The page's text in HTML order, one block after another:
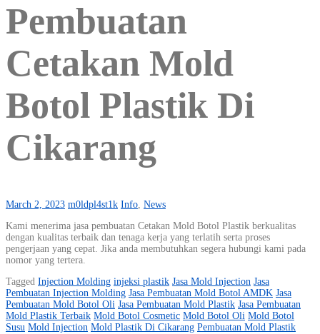
Pembuatan
Cetakan Mold
Botol Plastik Di
Cikarang
March 2, 2023 m0ldpl4st1k Info, News
Kami menerima jasa pembuatan Cetakan Mold Botol Plastik berkualitas
dengan kualitas terbaik dan tenaga kerja yang terlatih serta proses
pengerjaan yang cepat. Jika anda membutuhkan segera hubungi kami pada
nomor yang tertera.
Tagged Injection Molding injeksi plastik Jasa Mold Injection Jasa
Pembuatan Injection Molding Jasa Pembuatan Mold Botol AMDK Jasa
Pembuatan Mold Botol Oli Jasa Pembuatan Mold Plastik Jasa Pembuatan
Mold Plastik Terbaik Mold Botol Cosmetic Mold Botol Oli Mold Botol
Susu Mold Injection Mold Plastik Di Cikarang Pembuatan Mold Plastik